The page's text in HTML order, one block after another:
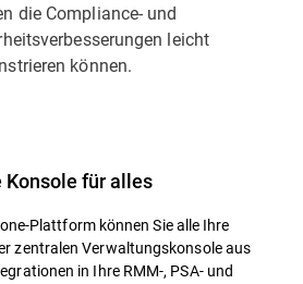
die Compliance- und
leicht
können.
Konsole für alles
Plattform können Sie alle Ihre
zentralen Verwaltungskonsole aus
in Ihre RMM-, PSA- und